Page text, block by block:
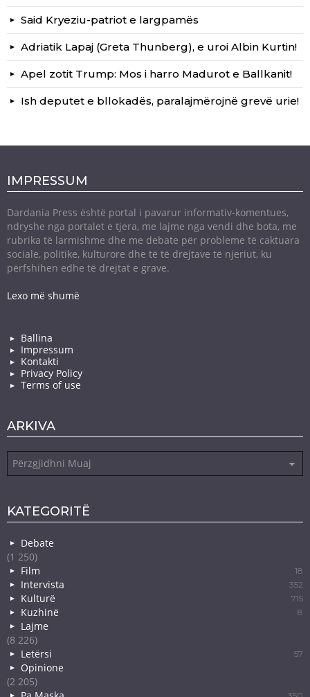
Said Kryeziu-patriot e largpamës
Adriatik Lapaj (Greta Thunberg), e uroi Albin Kurtin!
Apel zotit Trump: Mos i harro Madurot e Ballkanit!
Ish deputet e bllokadës, paralajmërojnë grevë urie!
IMPRESSUM
Dardania Press është portal i pavarur informativ-komentues,
ndryshe nga portalet e tjera, me lajme nga vendi dhe bota, me
rubrika të larmishme dhe me debate për probleme të caktuara
sociale, politike, kulturore dhe të të drejtave të njeriut, ku
përfshihen edhe të drejtat e grave.
Lexo më shumë
Ballina
Impressum
Kontakti
Privacy Policy
Terms of use
ARKIVA
KATEGORITË
Debate
(1 250)
Film
18
Intervista 352
Kulturë 715
Kuzhinë 8
Lajme
(8 226)
Letërsi
57
Opinione
(2 205)